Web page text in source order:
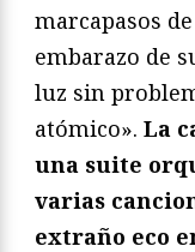
marcapasos
embarazo de
luz sin
atómico». La
una suite
varias
extraño eco